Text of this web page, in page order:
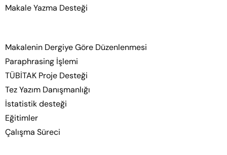
Makale Yazma Desteği
Makalenin Dergiye Göre Düzenlenmesi
Paraphrasing İşlemi
TÜBİTAK Proje Desteği
Tez Yazım Danışmanlığı
İstatistik desteği
Eğitimler
Çalışma Süreci